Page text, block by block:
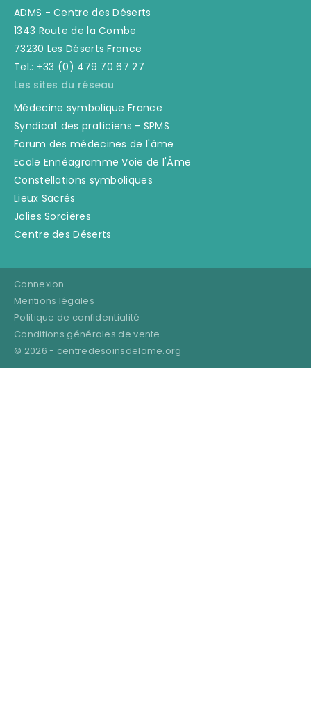
ADMS - Centre des Déserts
1343 Route de la Combe
73230 Les Déserts France
Tel.: +33 (0) 479 70 67 27
Les sites du réseau
Médecine symbolique France
Syndicat des praticiens - SPMS
Forum des médecines de l'âme
Ecole Ennéagramme Voie de l'Âme
Constellations symboliques
Lieux Sacrés
Jolies Sorcières
Centre des Déserts
© 2026 - centredesoinsdelame.org
Connexion
Mentions légales
Politique de confidentialité
Conditions générales de vente